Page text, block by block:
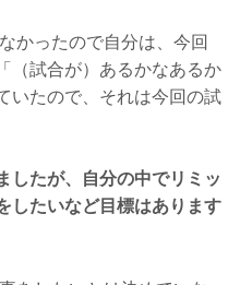
かったので自分は、今回
（試合が）あるかなあるか
いたので、それは今回の試
したが、自分の中でリミッ
したいなど目標はあります